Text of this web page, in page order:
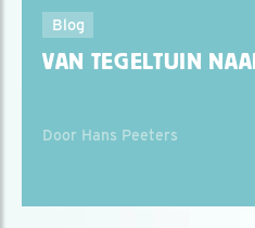
Blog
VAN TEGELTUIN
Door Hans Peeters